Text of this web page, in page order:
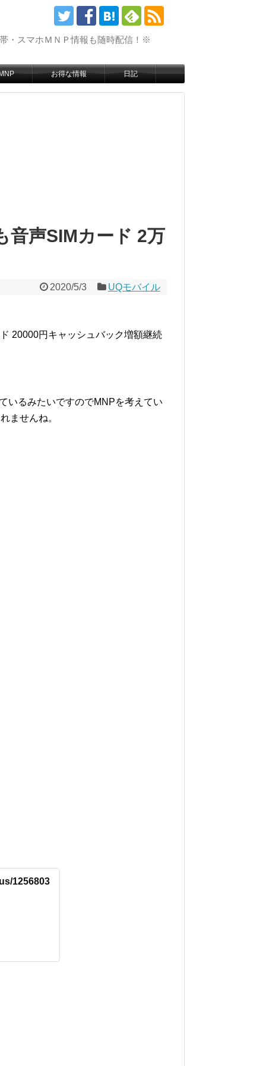
・スマホＭＮＰ情報も随時配信！※
お得な情報 日記
音声SIMカード 2万
2020/5/3 UQモバイル
20000円キャッシュバック増額継続
いるみたいですのでMNPを考えてい
ませんね。
1256803